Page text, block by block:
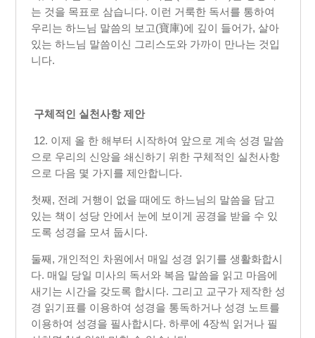
는 것을 목표로 삼습니다. 이런 거룩한 독서를 통하여
우리는 하느님 말씀의 보고(寶庫)에 깊이 들어가, 살아
있는 하느님 말씀이신 그리스도와 가까이 만나는 것입
니다.
구체적인 실천사항 제안
12. 이제 올 한 해부터 시작하여 앞으로 계속 성경 말씀
으로 우리의 신앙을 쇄신하기 위한 구체적인 실천사항
으로 다음 몇 가지를 제안합니다.
첫째, 전례 거행이 없을 때에도 하느님의 말씀을 담고
있는 책이 성당 안에서 눈에 보이게 공경을 받을 수 있
도록 성경을 모셔 둡시다.
둘째, 개인적인 차원에서 매일 성경 읽기를 생활화합시
다. 매일 당일 미사의 독서와 복음 말씀을 읽고 마음에
새기는 시간을 갖도록 합시다. 그리고 교구가 제작한 성
경 읽기표를 이용하여 성경을 통독하거나 성경 노트를
이용하여 성경을 필사합시다. 하루에 4장씩 읽거나 필